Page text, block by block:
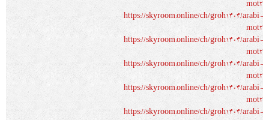
mot2
https://skyroom.online/ch/groh1404/arabi-
mot2
https://skyroom.online/ch/groh1404/arabi-
mot2
https://skyroom.online/ch/groh1404/arabi-
mot2
https://skyroom.online/ch/groh1404/arabi-
mot2
https://skyroom.online/ch/groh1404/arabi-